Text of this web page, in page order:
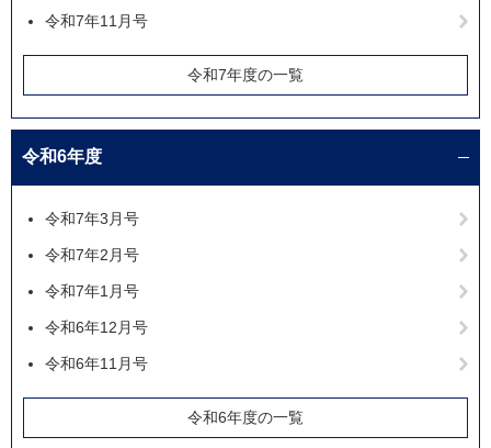
令和7年11月号
令和7年度の一覧
令和6年度
令和7年3月号
令和7年2月号
令和7年1月号
令和6年12月号
令和6年11月号
令和6年度の一覧